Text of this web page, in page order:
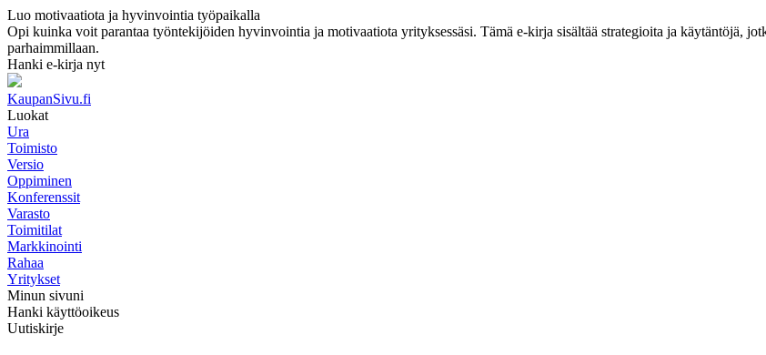
Luo motivaatiota ja hyvinvointia työpaikalla
Opi kuinka voit parantaa työntekijöiden hyvinvointia ja motivaatiota yrityksessäsi. Tämä e-kirja sisältää strategioita ja käytäntöjä,
parhaimmillaan.
Hanki e-kirja nyt
KaupanSivu.fi
Luokat
Ura
Toimisto
Versio
Oppiminen
Konferenssit
Varasto
Toimitilat
Markkinointi
Rahaa
Yritykset
Minun sivuni
Hanki käyttöoikeus
Uutiskirje